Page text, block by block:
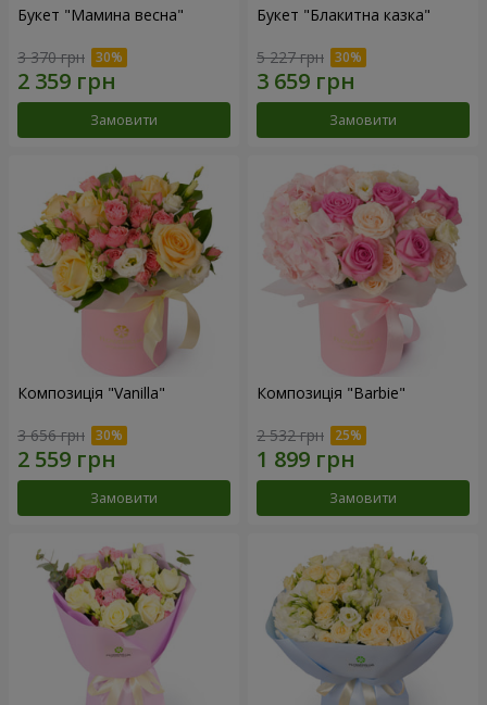
Букет "Мамина весна"
3 370 грн
Замовити
Букет "Блакитна казка"
5 227 грн
Замовити
Композиція "Vanilla"
3 656 грн
Замовити
Композиція "Barbie"
2 532 грн
Замовити